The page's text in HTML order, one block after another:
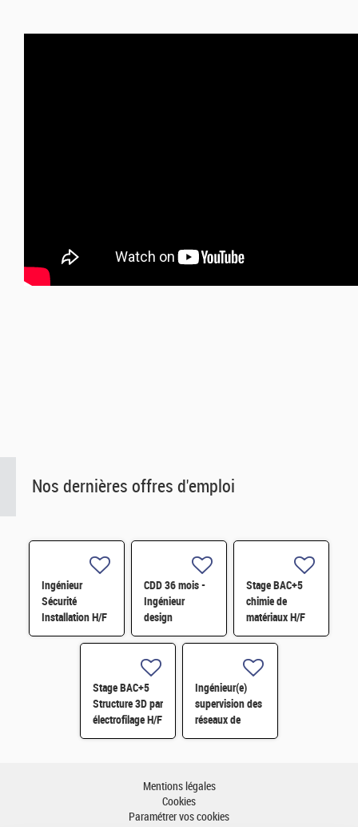
Nos dernières offres d'emploi
Ingénieur
Sécurité
Installation H/F
CDD 36 mois -
Ingénieur
design
photonique
quantique H/F
Stage BAC+5
chimie de
matériaux H/F
Stage BAC+5
Structure 3D par
électrofilage H/F
Ingénieur(e)
supervision des
réseaux de
surveillance H/F
Mentions légales
Cookies
Paramétrer vos cookies